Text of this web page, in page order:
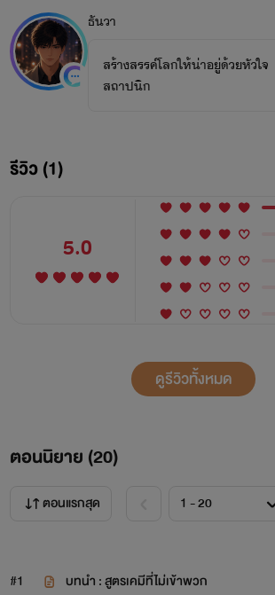
ธันวา
สร้างสรรค์โลกให้น่าอยู่ด้วยหัวใจ
สถาปนิก
รีวิว (1)
5.0
ดูรีวิวทั้งหมด
ตอนนิยาย (20)
ตอนแรกสุด
#1 บทนำ : สูตรเคมีที่ไม่เข้าพวก